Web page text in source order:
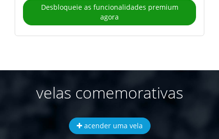
Desbloqueie as funcionalidades premium
agora
velas comemorativas
acender uma vela